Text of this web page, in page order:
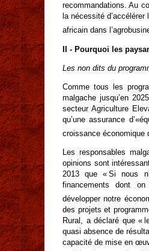
recommandations. Au
la nécessité d’accélérer
africain dans
II - Pourquoi les
Les non dits du
Comme tous les
malgache jusqu’en
secteur Agriculture
qu’une assurance
croissance économique
Les responsables
opinions sont
2013 que « Si nous
financements dont
développer notre
des projets et
Rural, a déclaré que «
quasi absence de
capacité de mise en